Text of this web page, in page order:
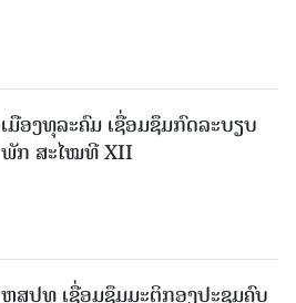
ເມືອງທຸລະຄົມ ເຊື່ອມຊຶມກົດລະບຽບ
ພັກ ສະໄໝທີ XII
ຫສປທ ເຊື່ອມຊຶມມະຕິກອງປະຊຸມຄົບ